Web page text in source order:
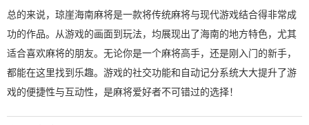
总的来说，琼崖海南麻将是一款将传统麻将与现代游戏结合得非常成
功的作品。从游戏的画面到玩法，均展现出了海南的地方特色，尤其
适合喜欢麻将的朋友。无论你是一个麻将高手，还是刚入门的新手，
都能在这里找到乐趣。游戏的社交功能和自动记分系统大大提升了游
戏的便捷性与互动性，是麻将爱好者不可错过的选择！